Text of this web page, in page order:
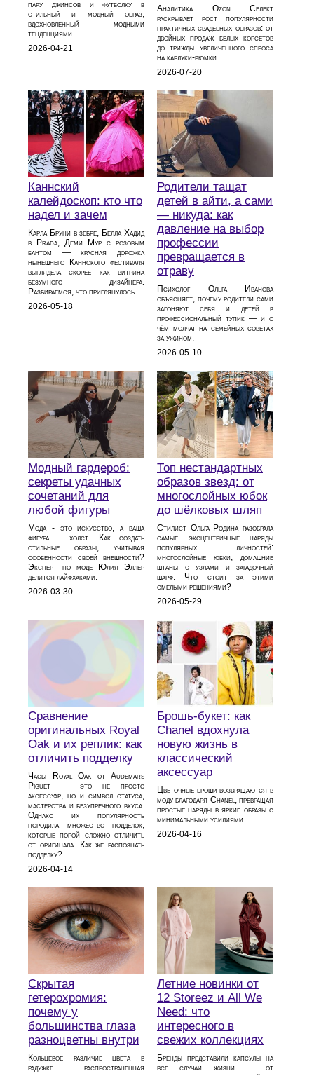
пару джинсов и футболку в
стильный и модный образ,
вдохновленный модными
тенденциями.
2026-04-21
Аналитика Ozon Селект
раскрывает рост популярности
практичных свадебных образов: от
двойных продаж белых корсетов
до трижды увеличенного спроса
на каблуки‑рюмки.
2026-07-20
Каннский
калейдоскоп: кто что
надел и зачем
Карла Бруни в зебре, Белла Хадид
в Prada, Деми Мур с розовым
бантом — красная дорожка
нынешнего Каннского фестиваля
выглядела скорее как витрина
безумного дизайнера.
Разбираемся, что приглянулось.
2026-05-18
Родители тащат
детей в айти, а сами
— никуда: как
давление на выбор
профессии
превращается в
отраву
Психолог Ольга Иванова
объясняет, почему родители сами
загоняют себя и детей в
профессиональный тупик — и о
чём молчат на семейных советах
за ужином.
2026-05-10
Модный гардероб:
секреты удачных
сочетаний для
любой фигуры
Мода - это искусство, а ваша
фигура - холст. Как создать
стильные образы, учитывая
особенности своей внешности?
Эксперт по моде Юлия Эллер
делится лайфхаками.
2026-03-30
Топ нестандартных
образов звезд: от
многослойных юбок
до шёлковых шляп
Стилист Ольга Родина разобрала
самые эксцентричные наряды
популярных личностей:
многослойные юбки, домашние
штаны с узлами и загадочный
шарф. Что стоит за этими
смелыми решениями?
2026-05-29
Сравнение
оригинальных Royal
Oak и их реплик: как
отличить подделку
Часы Royal Oak от Audemars
Piguet — это не просто
аксессуар, но и символ статуса,
мастерства и безупречного вкуса.
Однако их популярность
породила множество подделок,
которые порой сложно отличить
от оригинала. Как же распознать
подделку?
2026-04-14
Брошь-букет: как
Chanel вдохнула
новую жизнь в
классический
аксессуар
Цветочные броши возвращаются в
моду благодаря Chanel, превращая
простые наряды в яркие образы с
минимальными усилиями.
2026-04-16
Скрытая
гетерохромия:
почему у
большинства глаза
разноцветны внутри
Кольцевое различие цвета в
радужке — распространенная
Летние новинки от
12 Storeez и All We
Need: что
интересного в
свежих коллекциях
Бренды представили капсулы на
все случаи жизни — от